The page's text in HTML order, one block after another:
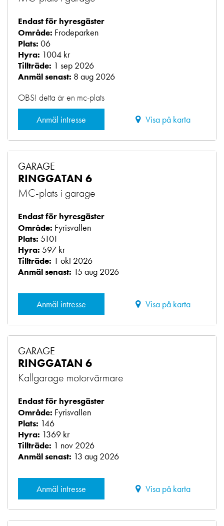
Endast för hyresgäster
Område: Frodeparken
Plats: 06
Hyra: 1004 kr
Tillträde: 1 sep 2026
Anmäl senast: 8 aug 2026
OBS! detta är en mc-plats
Anmäl intresse
Visa på karta
GARAGE
RINGGATAN 6
MC-plats i garage
Endast för hyresgäster
Område: Fyrisvallen
Plats: 5101
Hyra: 597 kr
Tillträde: 1 okt 2026
Anmäl senast: 15 aug 2026
Anmäl intresse Visa på karta
GARAGE
RINGGATAN 6
Kallgarage motorvärmare
Endast för hyresgäster
Område: Fyrisvallen
Plats: 146
Hyra: 1369 kr
Tillträde: 1 nov 2026
Anmäl senast: 13 aug 2026
Anmäl intresse Visa på karta